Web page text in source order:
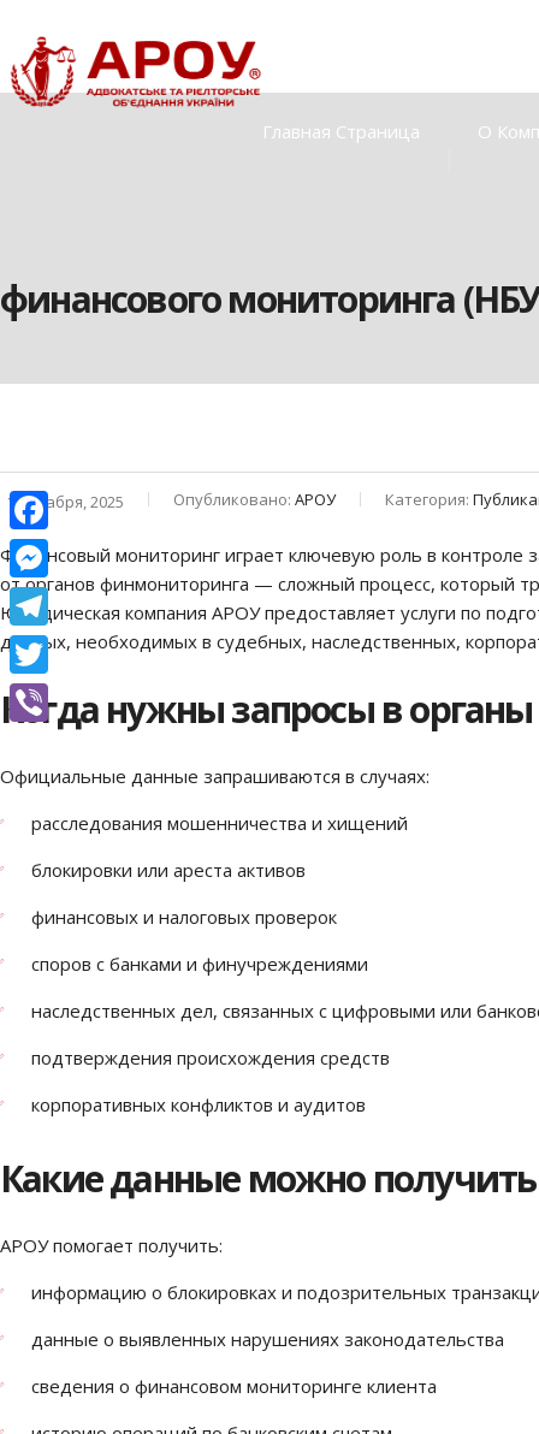
Главная Страница О
финансового мониторинга
1 декабря, 2025 Опубликовано: АРОУ Категория:
Финансовый мониторинг играет ключевую роль в
от органов финмониторинга — сложный процесс, который
Юридическая компания АРОУ предоставляет услуги по
данных, необходимых в судебных, наследственных,
Когда нужны запросы в
Официальные данные запрашиваются в случаях:
расследования мошенничества и хищений
блокировки или ареста активов
финансовых и налоговых проверок
споров с банками и финучреждениями
наследственных дел, связанных с цифровыми или
подтверждения происхождения средств
корпоративных конфликтов и аудитов
Какие данные можно получить
АРОУ помогает получить:
информацию о блокировках и подозрительных
данные о выявленных нарушениях законодательства
сведения о финансовом мониторинге клиента
Facebook
Messenger
Telegram
Twitter